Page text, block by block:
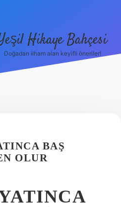
Hikaye Bahçesi
Doğadan ilham alan keyifli öneriler!
BAŞ
OLUR